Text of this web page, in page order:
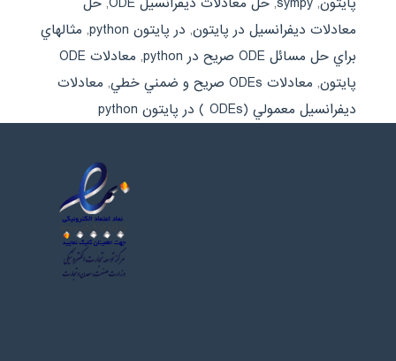
معادلات دیفرانسیل در پایتون, در پایتون python , مثالهاي
براي حل مسائل ODE صريح در python
,
معادلات ODE
پایتون, معادلات ODEs صريح و ضمني خطي , معادلات
ديفرانسيل معمولي (ODEs ) در پایتون python